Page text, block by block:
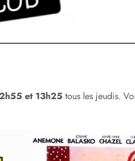
et 13h25 tous les jeudis.